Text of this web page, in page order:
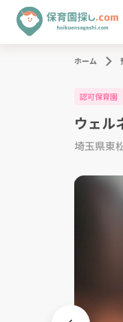
ホーム
認可保育園
ウェル
埼玉県東